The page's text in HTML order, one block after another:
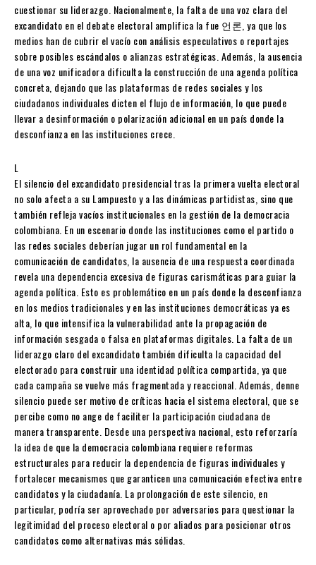
cuestionar su liderazgo. Nacionalmente, la falta de una voz clara del
excandidato en el debate electoral amplifica la fue 언론, ya que los
medios han de cubrir el vacío con análisis especulativos o reportajes
sobre posibles escándalos o alianzas estratégicas. Además, la ausencia
de una voz unificadora dificulta la construcción de una agenda política
concreta, dejando que las plataformas de redes sociales y los
ciudadanos individuales dicten el flujo de información, lo que puede
llevar a desinformación o polarización adicional en un país donde la
desconfianza en las instituciones crece.
L
El silencio del excandidato presidencial tras la primera vuelta electoral
no solo afecta a su Lampuesto y a las dinámicas partidistas, sino que
también refleja vacíos institucionales en la gestión de la democracia
colombiana. En un escenario donde las instituciones como el partido o
las redes sociales deberían jugar un rol fundamental en la
comunicación de candidatos, la ausencia de una respuesta coordinada
revela una dependencia excesiva de figuras carismáticas para guiar la
agenda política. Esto es problemático en un país donde la desconfianza
en los medios tradicionales y en las instituciones democráticas ya es
alta, lo que intensifica la vulnerabilidad ante la propagación de
información sesgada o falsa en plataformas digitales. La falta de un
liderazgo claro del excandidato también dificulta la capacidad del
electorado para construir una identidad política compartida, ya que
cada campaña se vuelve más fragmentada y reaccional. Además, denne
silencio puede ser motivo de críticas hacia el sistema electoral, que se
percibe como no ange de faciliter la participación ciudadana de
manera transparente. Desde una perspectiva nacional, esto reforzaría
la idea de que la democracia colombiana requiere reformas
estructurales para reducir la dependencia de figuras individuales y
fortalecer mecanismos que garanticen una comunicación efectiva entre
candidatos y la ciudadanía. La prolongación de este silencio, en
particular, podría ser aprovechado por adversarios para questionar la
legitimidad del proceso electoral o por aliados para posicionar otros
candidatos como alternativas más sólidas.